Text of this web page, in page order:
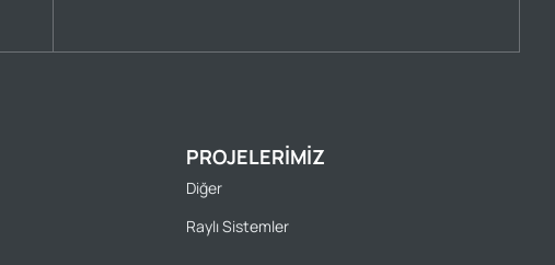
PROJELERIMIZ
Diğer
Raylı Sistemler